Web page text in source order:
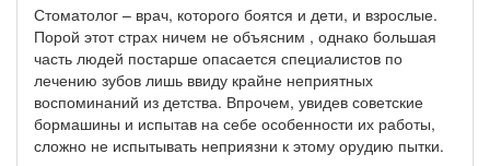
Стоматолог – врач, которого боятся и дети, и взрослые.
Порой этот страх ничем не объясним , однако большая
часть людей постарше опасается специалистов по
лечению зубов лишь ввиду крайне неприятных
воспоминаний из детства. Впрочем, увидев советские
бормашины и испытав на себе особенности их работы,
сложно не испытывать неприязни к этому орудию пытки.